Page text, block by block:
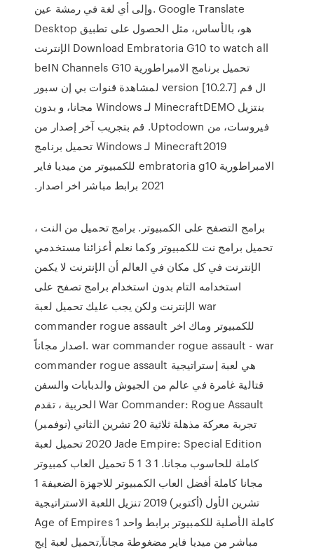
وإلى أي لغة في رمشة عين. Google Translate
Desktop هو، بالأساس، مثل الحصول على تطبيق
الإنترنت Download Embratoria G10 to watch all
beIN Channels G10 تحميل برنامج الامبراطورية
لمشاهدة قنوات بي إن سبور version [10.2.7] ال ‫قم
بنتزيل MinecraftDEMO لـ Windows مجانا، و بدون
فيروسات، من Uptodown. قم بتجريب آخر إصدار من
Minecraft2019 لـ Windows تحميل برنامج
الامبراطورية embratoria g10 للكمبيوتر من ميديا فاير
2021 برابط مباشر اخر اصدار.
برامج التصفح على الكمبيوتر. برامج تحميل من النت ،
تحميل برامج نت للكمبيوتر وكما نعلم أعزائنا مستخدمي
الإنترنت في كل مكان في العالم أن الإنترنت لا يكمن
استخدامه التام بدون استخدام برامج تصفح على
الإنترنت ولكن يجب عليك تحميل لعبة war
commander rogue assault للكمبيوتر وماك اخر
اصدار مجاناً. war commander rogue assault - war
commander rogue assault هي لعبة إستراتيجية
قتالية غامرة في عالم من الجيوش والدبابات والسفن
الحربية ، تقدم War Commander: Rogue Assault
تجربة معركة مذهلة ثلاثية 20 تشرين الثاني (نوفمبر)
2020 تحميل لعبة Jade Empire: Special Edition
كاملة للحاسوب مجانا. 1 3 1 5 تحميل العاب كمبيوتر
مجانا كاملة أفضل العاب الكمبيوتر للاجهزة الضعيفة 1
تشرين الأول (أكتوبر) 2019 تنزيل اللعبة الاستراتيجية
Age of Empires 1 كاملة الأصلية للكمبيوتر برابط واحد
مباشر من ميديا فاير مضغوطة مجانآ,تحميل لعبة إيج